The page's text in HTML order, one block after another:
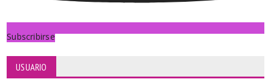
Subscribirse
USUARIO